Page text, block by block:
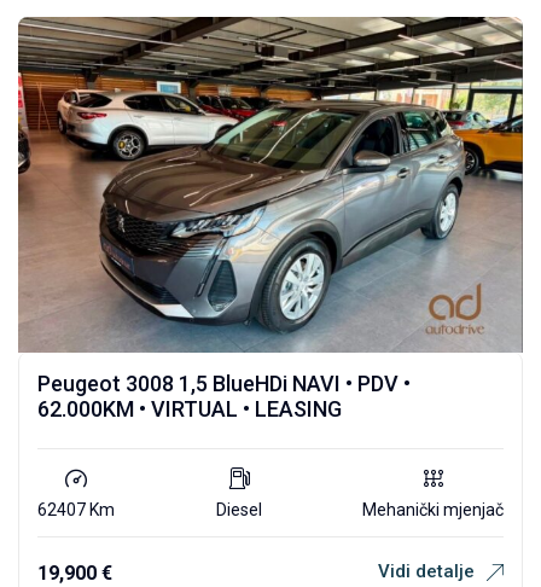
Peugeot 3008 1,5 BlueHDi NAVI • PDV •
62.000KM • VIRTUAL • LEASING
62407 Km Diesel Mehanički mjenjač
19,900 € Vidi detalje